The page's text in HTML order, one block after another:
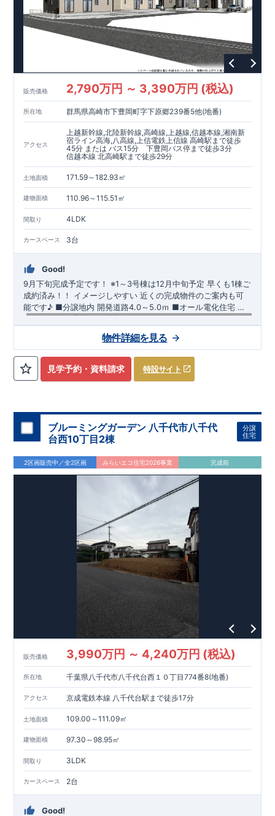
販売価格 2,790万円 ～ 3,390万円 (税込)
所在地 群馬県高崎市下豊岡町字下原郷239番5他(地番)
アクセス
上越新幹線,北陸新幹線,高崎線,上越線,信越本線,湘南新
宿ライン高海,八高線,上信電鉄上信線 高崎駅まで徒歩
45分 または バス15分 下豊岡バス停まで徒歩3分
信越本線 北高崎駅まで徒歩29分
土地面積 171.59～182.93㎡
建物面積 110.96～115.51㎡
間取り 4LDK
カースペース 3台
Good!
9月下旬完成予定です！ ※1～3号棟は12月中旬予定 早くも1棟ご
成約済み！！
​ ​イメージしやすい 近くの完成物件のご案内も可
能です♪ ​■分譲地内 開発道路4.0～5.0ｍ ​■オール電化住宅 ​
■SCフォルテ高崎まで徒歩4分
​『北高崎』駅……徒歩29分（約2320ｍ）
【学校】 ​豊岡小学校……徒歩24分（約870ｍ）
徒歩52分（約1380ｍ）
されます 長期優良住宅 ​住宅性能評価
地震に強い家づくり
（地盤編） ​地震に強い家づくり（建物編） 地震に強い家づく
り（制震編）
【ブルーミングガーデンが選ばれる理由】
詳細ページが表示されます ​暮らしを豊かにする空間アイデア
外観デザインへのこだわり メンテナンスリフォーム
高崎営業所（定休日：火曜日・水
営業時間／9：30～18：30​
GOOD DESIGN AWARD2024
は、この度2024年度
グッドデザイン賞を3プロジェクト同時受賞いたしました。
木造住宅用制震ダンパー / 東栄セーフティダンパー
良工法 / R-Evolve パイル 宅地開発手法 / 簡単に地図から
スマートフォンで見やすい特設サイトはこちら
https://www.e-blooming.com/bukken/51575037/
見学予約・資料請求 特設サイト
物件詳細を見る
ブルーミングガーデン 八千代市八千代
台西10丁目2棟
分譲
住宅
2区画販売中／全2区画 みらいエコ住宅2026事業 完成前
販売価格 3,990万円 ～ 4,240万円 (税込)
所在地 千葉県八千代市八千代台西１０丁目774番8(地番)
アクセス 京成電鉄本線 八千代台駅まで徒歩17分
土地面積 109.00～111.09㎡
建物面積 97.30～98.95㎡
間取り 3LDK
カースペース 2台
Good!